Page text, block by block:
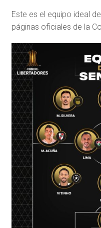
Este es el equipo ideal
páginas oficiales de la